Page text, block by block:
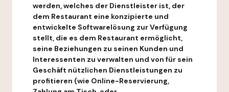
werden, welches der Dienstleister ist, der
dem Restaurant eine konzipierte und
entwickelte Softwarelösung zur Verfügung
stellt, die es dem Restaurant ermöglicht,
seine Beziehungen zu seinen Kunden und
Interessenten zu verwalten und von für sein
Geschäft nützlichen Dienstleistungen zu
profitieren (wie Online-Reservierung,